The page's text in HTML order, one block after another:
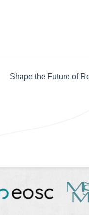
Shape the Future of